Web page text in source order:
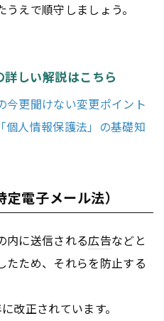
えで順守しましょう。
しい解説はこちら
今更聞けない変更ポイント
個人情報保護法」の基礎知
電子メール法）
内に送信される広告などと
たため、それらを防止する
改正されています。